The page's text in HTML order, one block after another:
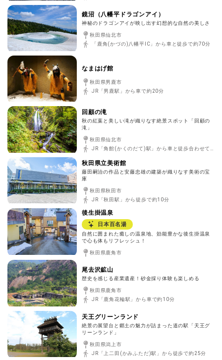
鏡沼（八幡平ドラゴンアイ）
神秘のドラゴンアイが映し出す幻想的な自然の美しさ
秋田県仙北市
「鹿角(かづの)八幡平IC」から車と徒歩で約70分
なまはげ館
秋田県男鹿市
JR「男鹿駅」から車で約20分
回顧の滝
秋の紅葉と美しい滝が織りなす絶景スポット「回顧の
滝」
秋田県仙北市
JR「角館(かくのだて)駅」から車と徒歩合わせて約45分
秋田県立美術館
藤田嗣治の作品と安藤忠雄の建築が織りなす美術の宝
庫
秋田県秋田市
JR「秋田駅」から徒歩で約10分
後生掛温泉
日本百名湯
自然に囲まれた癒しの温泉地、効能豊かな後生掛温泉
で心も体もリフレッシュ！
秋田県鹿角市
尾去沢鉱山
歴史を感じる産業遺産！砂金採り体験も楽しめる
秋田県鹿角市
JR「鹿角花輪駅」から車で約10分
天王グリーンランド
絶景の展望台と郷土の魅力が詰まった道の駅「天王グ
リーンランド」
秋田県潟上市
JR「上二田(かみふただ)駅」から徒歩で約25分